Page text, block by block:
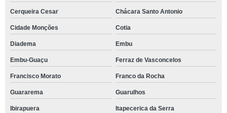
Cerqueira Cesar Chácara Santo Antonio
Cidade Monções Cotia
Diadema Embu
Embu-Guaçu Ferraz de Vasconcelos
Francisco Morato Franco da Rocha
Guararema Guarulhos
Ibirapuera Itapecerica da Serra